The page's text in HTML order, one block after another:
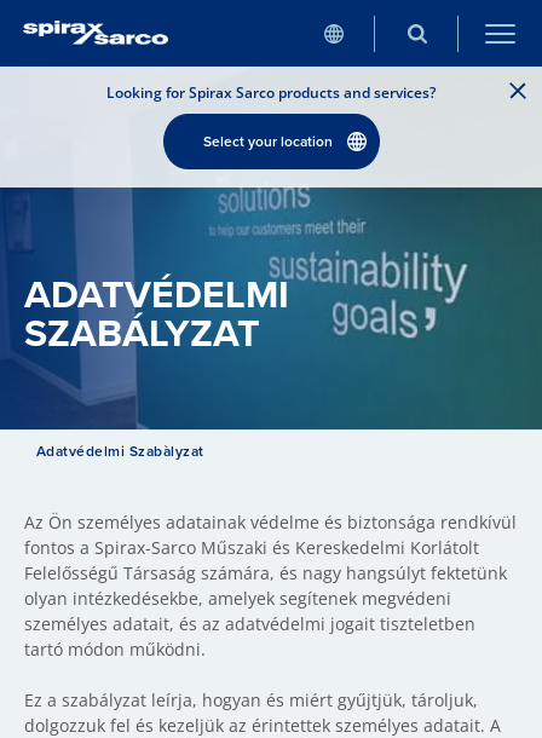
Looking for Spirax Sarco products and services?
Select your location
ADATVÉDELMI
SZABÁLYZAT
Adatvédelmi Szabàlyzat
Az Ön személyes adatainak védelme és biztonsága rendkívül
fontos a Spirax-Sarco Műszaki és Kereskedelmi Korlátolt
Felelősségű Társaság számára, és nagy hangsúlyt fektetünk
olyan intézkedésekbe, amelyek segítenek megvédeni
személyes adatait, és az adatvédelmi jogait tiszteletben
tartó módon működni.
Ez a szabályzat leírja, hogyan és miért gyűjtjük, tároljuk,
dolgozzuk fel és kezeljük az érintettek személyes adatait. A